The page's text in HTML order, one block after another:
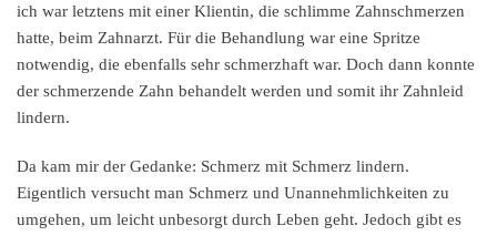
ich war letztens mit einer Klientin, die schlimme Zahnschmerzen
hatte, beim Zahnarzt. Für die Behandlung war eine Spritze
notwendig, die ebenfalls sehr schmerzhaft war. Doch dann konnte
der schmerzende Zahn behandelt werden und somit ihr Zahnleid
lindern.
Da kam mir der Gedanke: Schmerz mit Schmerz lindern.
Eigentlich versucht man Schmerz und Unannehmlichkeiten zu
umgehen, um leicht unbesorgt durch Leben geht. Jedoch gibt es